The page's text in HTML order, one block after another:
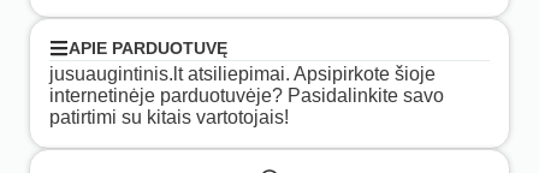
APIE PARDUOTUVĘ
jusuaugintinis.lt atsiliepimai. Apsipirkote šioje
internetinėje parduotuvėje? Pasidalinkite savo
patirtimi su kitais vartotojais!